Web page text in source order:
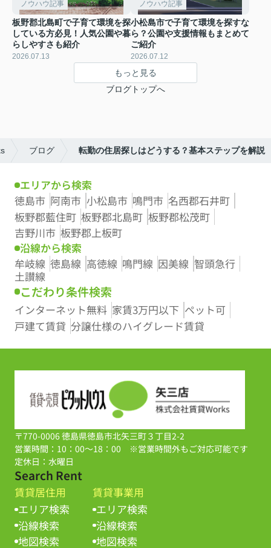
ノウハウ記事
板野郡北島町で子育て環境を探
している方必見！人気公園や暮
らしやすさも紹介
2026.07.13
ノウハウ記事
小松島市で子育て環境を探すな
ら？公園や支援情報もまとめて
ご紹介
2026.07.12
もっと見る
ブログトップへ
ブログ 転勤の住居探しはどうする？基本ステップを解説
エリアから検索
徳島市 阿南市 小松島市 鳴門市 名西郡石井町
板野郡藍住町 板野郡北島町 板野郡松茂町
吉野川市 板野郡上板町
沿線から検索
牟岐線 徳島線 高徳線 鳴門線 因美線 智頭急行
土讃線
こだわり条件検索
インターネット無料 家賃3万円以下 ペット可
戸建て賃貸 分譲仕様のハイグレード賃貸
〒770-0006 徳島県徳島市北矢三町３丁目2-2
営業時間：10：00～18：00 ※営業時間外もご対応可能です
定休日：水曜日
Search Rent
賃貸居住用
エリア検索
沿線検索
地図検索
賃貸事業用
エリア検索
沿線検索
地図検索